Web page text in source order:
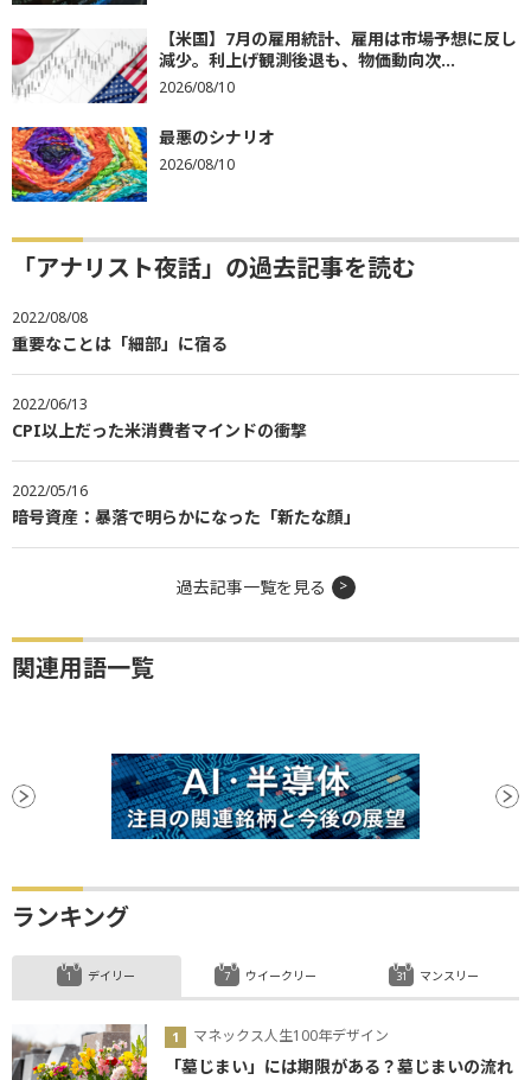
【米国】7月の雇用統計、雇用は市場予想に反し
減少。利上げ観測後退も、物価動向次...
2026/08/10
最悪のシナリオ
2026/08/10
「アナリスト夜話」の過去記事を読む
2022/08/08
重要なことは「細部」に宿る
2022/06/13
CPI以上だった米消費者マインドの衝撃
2022/05/16
暗号資産：暴落で明らかになった「新たな顔」
過去記事一覧を見る
関連用語一覧
ランキング
デイリー
マネックス人生100年デザイン
「墓じまい」には期限がある？墓じまいの流れ
ウイークリー マンスリー